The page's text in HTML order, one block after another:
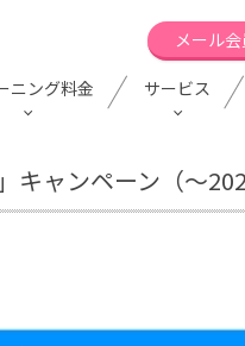
メール
ニング料金 サービス
キャンペーン（～